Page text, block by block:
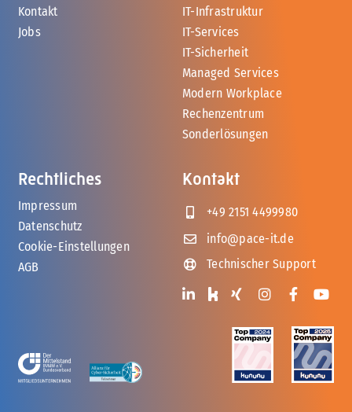
Kontakt
Jobs
IT-Infrastruktur
IT-Services
IT-Sicherheit
Managed Services
Modern Workplace
Rechenzentrum
Sonderlösungen
Rechtliches
Impressum
Datenschutz
Cookie-Einstellungen
AGB
Kontakt
+49 2151 4499980
info@pace-it.de
Technischer Support